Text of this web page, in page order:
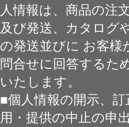
人情報は、商品の注
及び発送、カタログ
の発送並びに お客様
問合せに回答するた
いたします。
■個人情報の開示、
用・提供の中止の申